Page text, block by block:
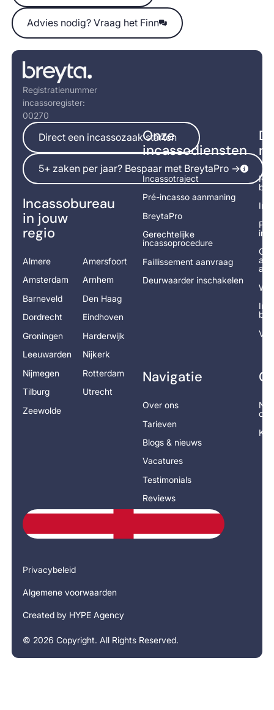
Advies nodig? Vraag het Finn
Advies nodig? Vraag het Finn
Footer
Registratienummer
incassoregister:
00270
Direct een incassozaak starten
Direct een incassozaak starten
5+ zaken per jaar? Bespaar met BreytaPro ->
5+ zaken per jaar? Bespaar met BreytaPro ->
Incassobureau
in jouw
regio
Almere
Amersfoort
Amsterdam
Arnhem
Barneveld
Den Haag
Dordrecht
Eindhoven
Groningen
Harderwijk
Leeuwarden
Nijkerk
Nijmegen
Rotterdam
Tilburg
Utrecht
Zeewolde
Onze
incassodiensten
Incassotraject
Pré-incasso aanmaning
BreytaPro
Gerechtelijke
incassoprocedure
Faillissement aanvraag
Deurwaarder inschakelen
Navigatie
Over ons
Tarieven
Blogs & nieuws
Vacatures
Testimonials
Reviews
op
© 2026 Copyright. All Rights Reserved.
Privacybeleid
Algemene voorwaarden
Created by HYPE Agency